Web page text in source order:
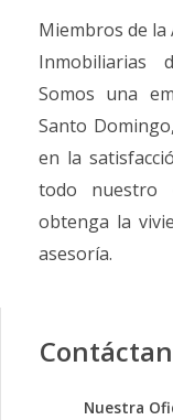
Miembros de la
Inmobiliarias
Somos una
Santo
en la
todo nuestro
obtenga la
asesoría.
Nuestra